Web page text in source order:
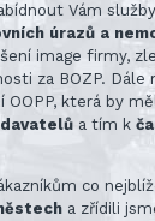
Vám
úrazů a
image firmy,
za BOZP.
OOPP, která by
a tím k
co
a zřídili